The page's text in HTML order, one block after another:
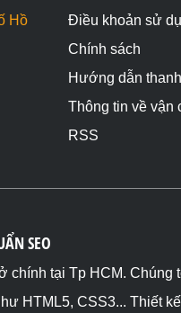
Hồ
Điều khoản sử
Chính sách
Hướng dẫn
Thông tin về vận
RSS
SEO
tại Tp HCM.
HTML5, CSS3... Thiết